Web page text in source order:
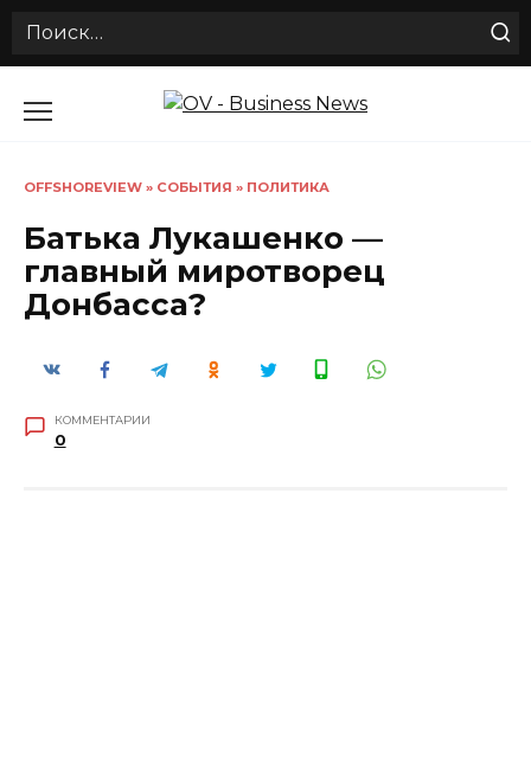
Search
OFFSHOREVIEW » СОБЫТИЯ » ПОЛИТИКА
Батька Лукашенко —
главный миротворец
Донбасса?
КОММЕНТАРИИ
0